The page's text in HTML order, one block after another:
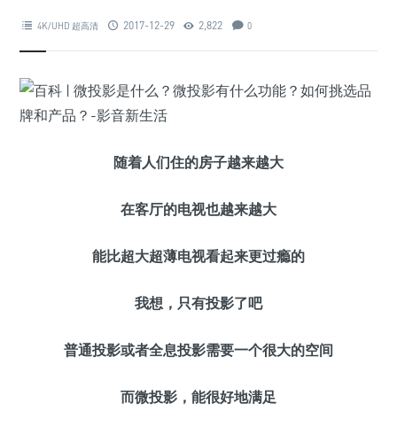
4K/UHD 超高清 2017-12-29 2,822 0
随着人们住的房子越来越大
在客厅的电视也越来越大
能比超大超薄电视看起来更过瘾的
我想，只有投影了吧
普通投影或者全息投影需要一个很大的空间
而微投影，能很好地满足